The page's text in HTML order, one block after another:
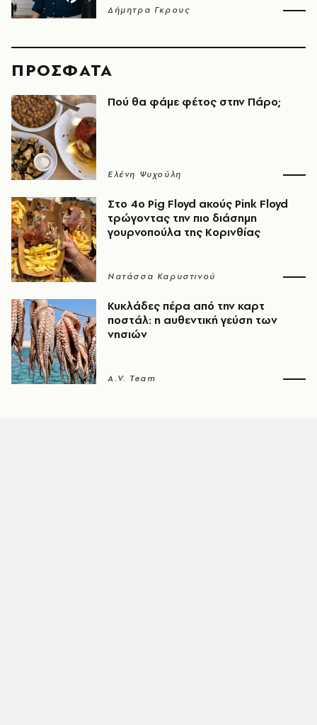
Δήμητρα Γκρους
ΠΡΟΣΦΑΤΑ
Πού θα φάμε φέτος στην Πάρο;
Ελένη Ψυχούλη
Στο 4ο Pig Floyd ακούς Pink Floyd
τρώγοντας την πιο διάσημη
γουρνοπούλα της Κορινθίας
Νατάσσα Καρυστινού
Κυκλάδες πέρα από την καρτ
ποστάλ: η αυθεντική γεύση των
νησιών
A.V. Team